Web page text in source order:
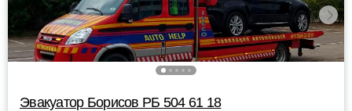
Эвакуатор Борисов РБ 504 61 18